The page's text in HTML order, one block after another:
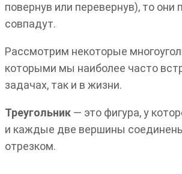
повернув или перевернув), то они
совпадут.
Рассмотрим некоторые
которыми мы наиболее часто
задачах, так и в жизни.
Треугольник — это фигура, у
и каждые две вершины
отрезком.